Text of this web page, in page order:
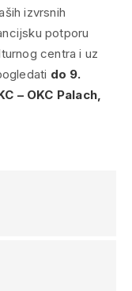
izvrsnih
potporu
centra i uz
do 9.
– OKC Palach,